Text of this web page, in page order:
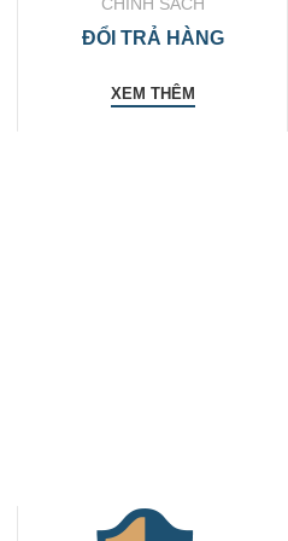
ĐỔI TRẢ HÀNG
XEM THÊM